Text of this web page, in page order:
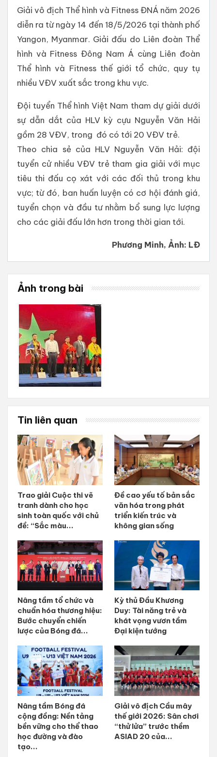
Giải vô địch Thể hình và Fitness ĐNÁ năm 2026
diễn ra từ ngày 14 đến 18/5/2026 tại thành phố
Yangon, Myanmar. Giải đấu do Liên đoàn Thể
hình và Fitness Đông Nam Á cùng Liên đoàn
Thể hình và Fitness thế giới tổ chức, quy tụ
nhiều VĐV xuất sắc trong khu vực.
Đội tuyển Thể hình Việt Nam tham dự giải dưới
sự dẫn dắt của HLV kỳ cựu Nguyễn Văn Hải
gồm 28 VĐV, trong đó có tới 20 VĐV trẻ.
Theo chia sẻ của HLV Nguyễn Văn Hải: đội
tuyển cử nhiều VĐV trẻ tham gia giải với mục
tiêu thi đấu cọ xát với các đối thủ trong khu
vực; từ đó, ban huấn luyện có cơ hội đánh giá,
tuyển chọn và đầu tư nhằm bổ sung lực lượng
cho các giải đấu lớn hơn trong thời gian tới.
Phương Minh, Ảnh: LĐ
Ảnh trong bài
Tin liên quan
Trao giải Cuộc thi vẽ
tranh dành cho học
sinh toàn quốc với chủ
đề: “Sắc màu...
Đề cao yếu tố bản sắc
văn hóa trong phát
triển kiến trúc và
không gian sống
Nâng tầm tổ chức và
chuẩn hóa thương hiệu:
Bước chuyển chiến
lược của Bóng đá...
Kỳ thủ Đầu Khương
Duy: Tài năng trẻ và
khát vọng vươn tầm
Đại kiện tướng
Nâng tầm Bóng đá
cộng đồng: Nền tảng
bền vững cho thể thao
học đường và đào
tạo...
Giải vô địch Cầu mây
thế giới 2026: Sân chơi
“thử lửa” trước thềm
ASIAD 20 của...